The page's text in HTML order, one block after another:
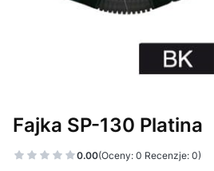
Fajka SP-130 Platina
0.00(Oceny: 0 Recenzje: 0)